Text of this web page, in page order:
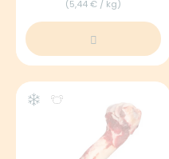
(5,44 € / kg)